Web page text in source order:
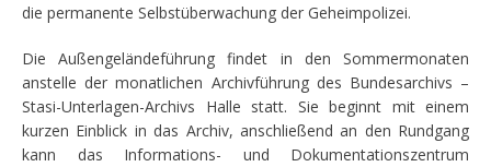
die permanente Selbstüberwachung der Geheimpolizei.
Die Außengeländeführung findet in den Sommermonaten
anstelle der monatlichen Archivführung des Bundesarchivs –
Stasi-Unterlagen-Archivs Halle statt. Sie beginnt mit einem
kurzen Einblick in das Archiv, anschließend an den Rundgang
kann das Informations- und Dokumentationszentrum